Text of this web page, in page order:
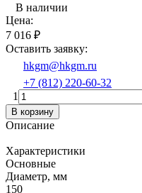
В наличии
Цена:
7 016 ₽
Оставить заявку:
hkgm@hkgm.ru
+7 (812) 220-60-32
1
В корзину
Описание
Характеристики
Основные
Диаметр, мм
150